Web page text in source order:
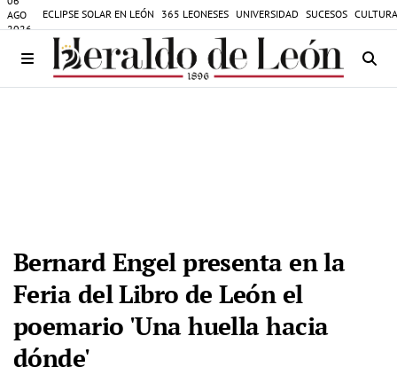
AGO
2026
ECLIPSE SOLAR EN LEÓN 365 LEONESES UNIVERSIDAD SUCESOS
Bernard Engel presenta en la
Feria del Libro de León el
poemario 'Una huella hacia
dónde'